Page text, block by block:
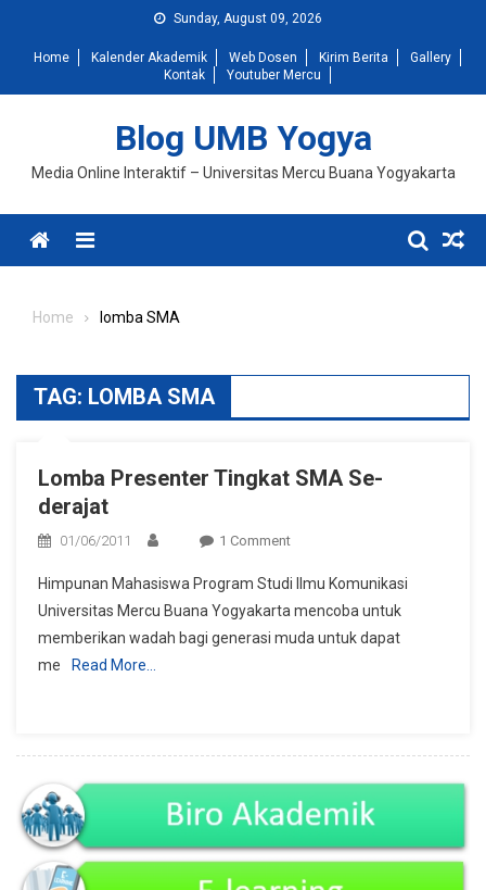
content
Sunday, August 09, 2026
Home Kalender Akademik Web Dosen Kirim Berita
Gallery
Kontak
Youtuber Mercu
Blog UMB Yogya
Media Online Interaktif – Universitas Mercu Buana Yogyakarta
Menu
Home lomba SMA
TAG: LOMBA SMA
Lomba Presenter Tingkat SMA Se-
derajat
01/06/2011 1 CommentOn
Presenter
Tingkat
SMA
Himpunan Mahasiswa Program Studi Ilmu Komunikasi
Universitas Mercu Buana Yogyakarta mencoba untuk
memberikan wadah bagi generasi muda untuk dapat
me
Read More…